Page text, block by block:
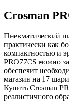
Crosman
Пневматический
практически как
компактностью и
PRO77CS можно
обеспечит
магазин на 17
Купить Crosman
реалистичного